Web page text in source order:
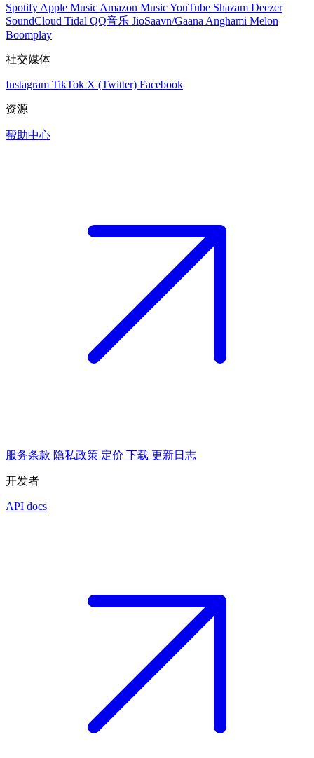
Spotify Apple Music Amazon MusicYouTube Shazam Deezer
SoundCloud Tidal QQ音乐 JioSaavn/Gaana Anghami Melon
Boomplay
社交媒体
Instagram TikTok X (Twitter) Facebook
资源
帮助中心
服务条款 隐私政策 定价 下载 更新日志
开发者
API docs